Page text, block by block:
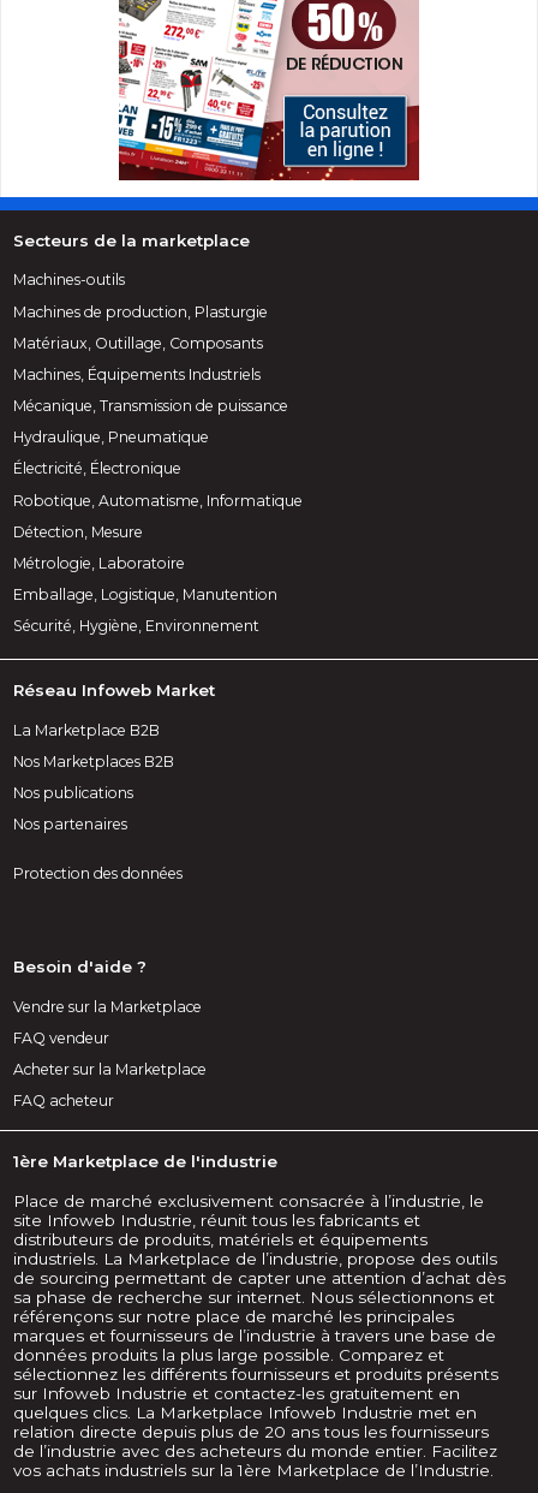
Secteurs de la marketplace
Machines-outils
Machines de production, Plasturgie
Matériaux, Outillage, Composants
Machines, Équipements Industriels
Mécanique, Transmission de puissance
Hydraulique, Pneumatique
Électricité, Électronique
Robotique, Automatisme, Informatique
Détection, Mesure
Métrologie, Laboratoire
Emballage, Logistique, Manutention
Sécurité, Hygiène, Environnement
Réseau Infoweb Market
La Marketplace B2B
Nos Marketplaces B2B
Nos publications
Nos partenaires
Protection des données
Besoin d'aide ?
Vendre sur la Marketplace
FAQ vendeur
Acheter sur la Marketplace
FAQ acheteur
1ère Marketplace de l'industrie
Place de marché exclusivement consacrée à l’industrie, le
site Infoweb Industrie, réunit tous les fabricants et
distributeurs de produits, matériels et équipements
industriels. La Marketplace de l’industrie, propose des outils
de sourcing permettant de capter une attention d’achat dès
sa phase de recherche sur internet. Nous sélectionnons et
référençons sur notre place de marché les principales
marques et fournisseurs de l’industrie à travers une base de
données produits la plus large possible. Comparez et
sélectionnez les différents fournisseurs et produits présents
sur Infoweb Industrie et contactez-les gratuitement en
quelques clics. La Marketplace Infoweb Industrie met en
relation directe depuis plus de 20 ans tous les fournisseurs
de l’industrie avec des acheteurs du monde entier. Facilitez
vos achats industriels sur la 1ère Marketplace de l’Industrie.